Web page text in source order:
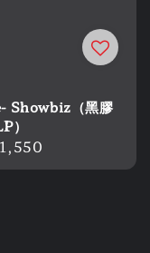
Showbiz（黑膠
）